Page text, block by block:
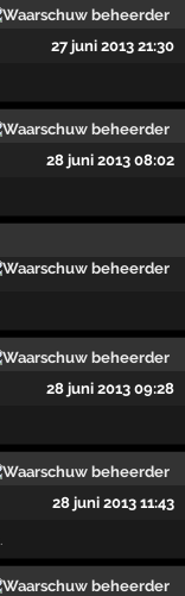
27 juni 2013 21:30
28 juni 2013 08:02
28 juni 2013 09:28
28 juni 2013 11:43